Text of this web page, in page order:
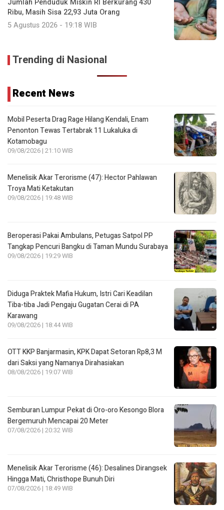
Ribu, Masih Sisa 22,93 Juta Orang
5 Agustus 2026 - 19:18 WIB
Trending di Nasional
Recent News
Mobil Peserta Drag Rage Hilang Kendali, Enam
Penonton Tewas Tertabrak 11 Lukaluka di
Kotamobagu
09/08/2026 | 21:10 WIB
Menelisik Akar Terorisme (47): Hector Pahlawan
Troya Mati Ketakutan
09/08/2026 | 19:48 WIB
Beroperasi Pakai Ambulans, Petugas Satpol PP
Tangkap Pencuri Bangku di Taman Mundu Surabaya
09/08/2026 | 19:29 WIB
Diduga Praktek Mafia Hukum, Istri Cari Keadilan
Tiba-tiba Jadi Pengaju Gugatan Cerai di PA
Karawang
09/08/2026 | 18:44 WIB
OTT KKP Banjarmasin, KPK Dapat Setoran Rp8,3 M
dari Saksi yang Namanya Dirahasiakan
08/08/2026 | 19:07 WIB
Semburan Lumpur Pekat di Oro-oro Kesongo Blora
Bergemuruh Mencapai 20 Meter
07/08/2026 | 20:32 WIB
Menelisik Akar Terorisme (46): Desalines Dirangsek
Hingga Mati, Christhope Bunuh Diri
07/08/2026 | 18:49 WIB